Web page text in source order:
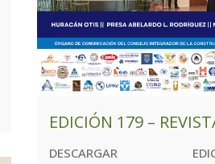
EDICIÓN 179 –
DESCARGAR